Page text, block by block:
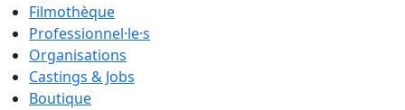
Filmothèque
Professionnel·le·s
Organisations
Castings & Jobs
Boutique